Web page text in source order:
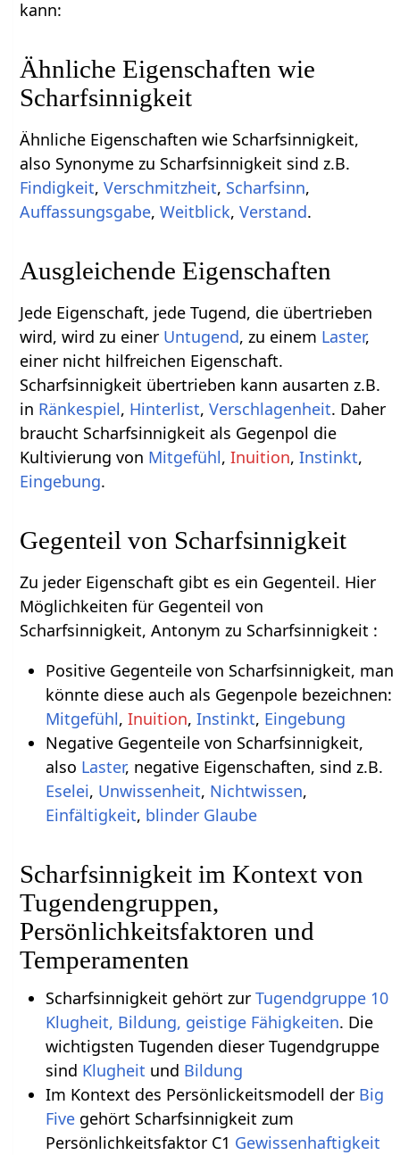
kann:
Ähnliche Eigenschaften wie
Scharfsinnigkeit
Ähnliche Eigenschaften wie Scharfsinnigkeit,
also Synonyme zu Scharfsinnigkeit sind z.B.
Findigkeit,Verschmitzheit, Scharfsinn,
Auffassungsgabe,Weitblick,Verstand.
Ausgleichende Eigenschaften
Jede Eigenschaft, jede Tugend, die übertrieben
wird, wird zu einer Untugend, zu einem Laster,
einer nicht hilfreichen Eigenschaft.
Scharfsinnigkeit übertrieben kann ausarten z.B.
in Ränkespiel, Hinterlist,Verschlagenheit. Daher
braucht Scharfsinnigkeit als Gegenpol die
Kultivierung von Mitgefühl,Inuition,Instinkt,
Eingebung.
Gegenteil von Scharfsinnigkeit
Zu jeder Eigenschaft gibt es ein Gegenteil. Hier
Möglichkeiten für Gegenteil von
Scharfsinnigkeit, Antonym zu Scharfsinnigkeit :
Positive Gegenteile von Scharfsinnigkeit, man
könnte diese auch als Gegenpole bezeichnen:
Mitgefühl, Inuition, Instinkt, Eingebung
Negative Gegenteile von Scharfsinnigkeit,
also Laster, negative Eigenschaften, sind z.B.
Eselei, Unwissenheit, Nichtwissen,
Einfältigkeit, blinder Glaube
Scharfsinnigkeit im Kontext von
Tugendengruppen,
Persönlichkeitsfaktoren und
Temperamenten
Scharfsinnigkeit gehört zur Tugendgruppe 10
Klugheit, Bildung, geistige Fähigkeiten. Die
wichtigsten Tugenden dieser Tugendgruppe
sind Klugheit und Bildung
Im Kontext des Persönlickeitsmodell der Big
Fivegehört Scharfsinnigkeit zum
Persönlichkeitsfaktor C1 Gewissenhaftigkeit